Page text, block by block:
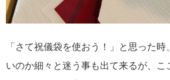
「さて祝儀袋を使おう！」と思った
いのか細々と迷う事も出て来るが、こ